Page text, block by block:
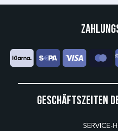
Geschäftszeiten
SERVICE-